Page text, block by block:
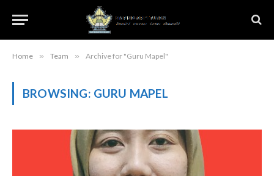
Home » Team » Archive for "Guru Mapel"
BROWSING: GURU MAPEL